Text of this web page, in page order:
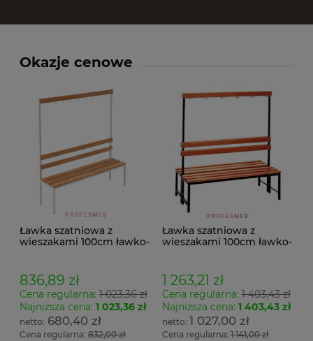
Okazje cenowe
Ławka szatniowa z
wieszakami 100cm ławko-
836,89 zł
Cena regularna: 1 023,36 zł
Najniższa cena: 1 023,36 zł
680,40 zł
Cena regularna: 832,00 zł
Ławka szatniowa z
wieszakami 100cm ławko-
1 263,21 zł
Cena regularna:1 403,43 zł
Najniższa cena: 1 403,43 zł
1 027,00 zł
Cena regularna:1 141,00 zł